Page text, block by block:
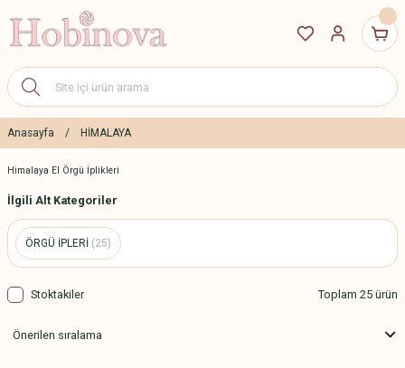
Anasayfa HİMALAYA
Himalaya El Örgü İplikleri
İlgili Alt Kategoriler
ÖRGÜ İPLERİ (25)
Stoktakiler Toplam 25 ürün